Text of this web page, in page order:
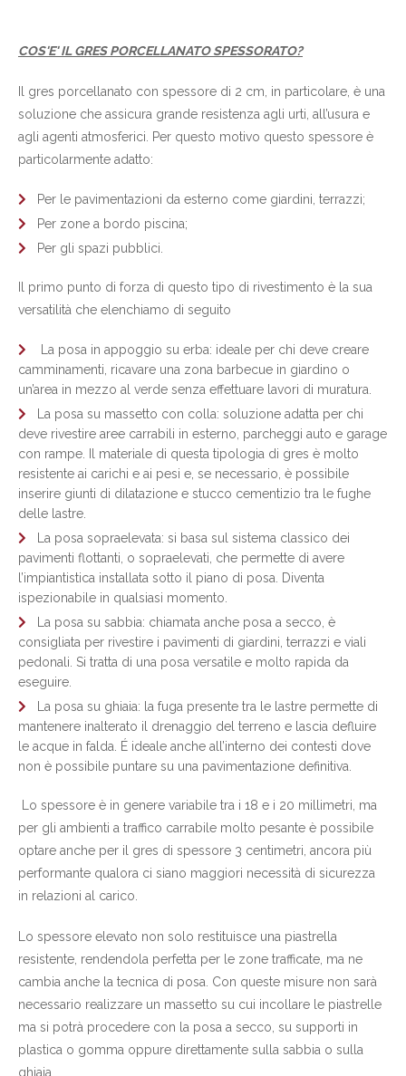
COS'E' IL GRES PORCELLANATO SPESSORATO?
Il gres porcellanato con spessore di 2 cm, in particolare, è una
soluzione che assicura grande resistenza agli urti, all’usura e
agli agenti atmosferici. Per questo motivo questo spessore è
particolarmente adatto:
Per le pavimentazioni da esterno come giardini, terrazzi;
Per zone a bordo piscina;
Per gli spazi pubblici.
Il primo punto di forza di questo tipo di rivestimento è la sua
versatilità che elenchiamo di seguito
La posa in appoggio su erba: ideale per chi deve creare
camminamenti, ricavare una zona barbecue in giardino o
un’area in mezzo al verde senza effettuare lavori di muratura.
La posa su massetto con colla: soluzione adatta per chi
deve rivestire aree carrabili in esterno, parcheggi auto e garage
con rampe. Il materiale di questa tipologia di gres è molto
resistente ai carichi e ai pesi e, se necessario, è possibile
inserire giunti di dilatazione e stucco cementizio tra le fughe
delle lastre.
La posa sopraelevata: si basa sul sistema classico dei
pavimenti flottanti, o sopraelevati, che permette di avere
l’impiantistica installata sotto il piano di posa. Diventa
ispezionabile in qualsiasi momento.
La posa su sabbia: chiamata anche posa a secco, è
consigliata per rivestire i pavimenti di giardini, terrazzi e viali
pedonali. Si tratta di una posa versatile e molto rapida da
eseguire.
La posa su ghiaia: la fuga presente tra le lastre permette di
mantenere inalterato il drenaggio del terreno e lascia defluire
le acque in falda. É ideale anche all’interno dei contesti dove
non è possibile puntare su una pavimentazione definitiva.
Lo spessore è in genere variabile tra i 18 e i 20 millimetri, ma
per gli ambienti a traffico carrabile molto pesante è possibile
optare anche per il gres di spessore 3 centimetri, ancora più
performante qualora ci siano maggiori necessità di sicurezza
in relazioni al carico.
Lo spessore elevato non solo restituisce una piastrella
resistente, rendendola perfetta per le zone trafficate, ma ne
cambia anche la tecnica di posa. Con queste misure non sarà
necessario realizzare un massetto su cui incollare le piastrelle
ma si potrà procedere con la posa a secco, su supporti in
plastica o gomma oppure direttamente sulla sabbia o sulla
ghiaia.